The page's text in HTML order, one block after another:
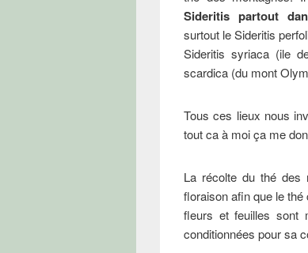
Sideritis partout
surtout le Sideritis
Sideritis syriaca (ile
scardica (du mont
Tous ces lieux nous
tout ca à moi ça me
La récolte du thé des
floraison afin que le
fleurs et feuilles sont
conditionnées pour sa